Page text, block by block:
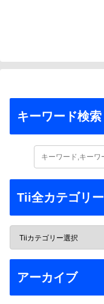
キーワード検索
Tii全カテゴリー
アーカイブ